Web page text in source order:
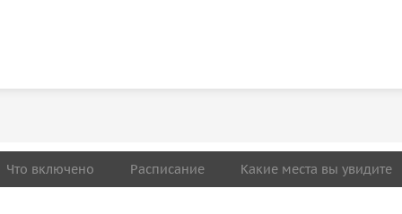
Что включено Расписание Какие места вы увидите